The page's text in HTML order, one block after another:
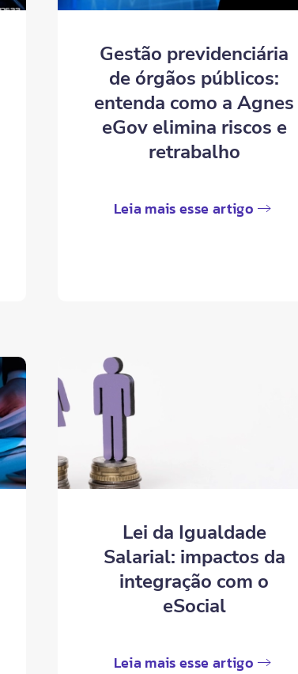
Gestão previdenciária
de órgãos públicos:
entenda como a Agnes
eGov elimina riscos e
retrabalho
Leia mais esse artigo
Lei da Igualdade
Salarial: impactos da
integração com o
eSocial
Leia mais esse artigo